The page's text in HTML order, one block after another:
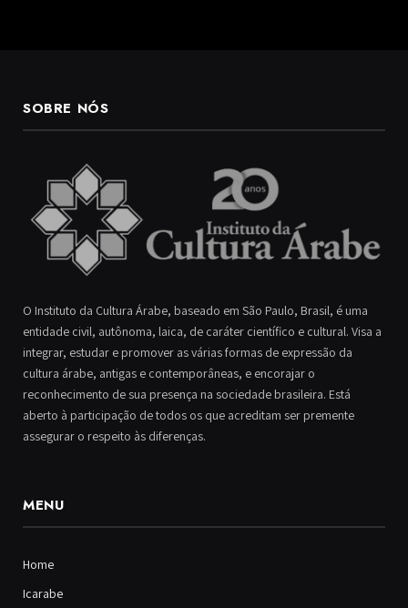
SOBRE NÓS
O Instituto da Cultura Árabe, baseado em São Paulo, Brasil, é uma
entidade civil, autônoma, laica, de caráter científico e cultural. Visa a
integrar, estudar e promover as várias formas de expressão da
cultura árabe, antigas e contemporâneas, e encorajar o
reconhecimento de sua presença na sociedade brasileira. Está
aberto à participação de todos os que acreditam ser premente
assegurar o respeito às diferenças.
MENU
Home
Icarabe